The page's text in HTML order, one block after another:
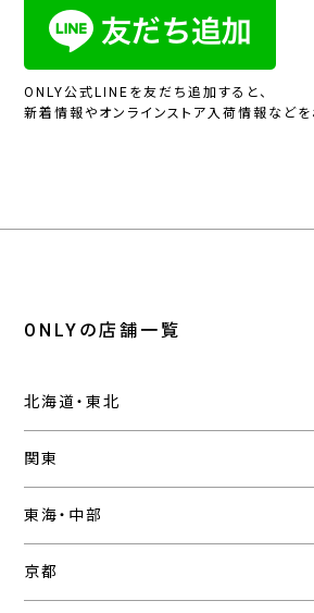
ONLY公式LINEを友だち追加すると、
新着情報やオンラインストア入荷情報などを
ONLYの店舗一覧
北海道・東北
関東
東海・中部
京都